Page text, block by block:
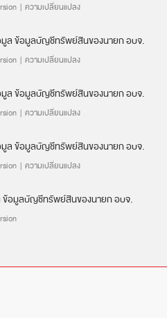
|ความเปลี่ยนแปลง
มูลข้อมูลบัญชีทรัพย์สินของนายก อบจ.
|ความเปลี่ยนแปลง
มูลข้อมูลบัญชีทรัพย์สินของนายก อบจ.
|ความเปลี่ยนแปลง
มูลข้อมูลบัญชีทรัพย์สินของนายก อบจ.
|ความเปลี่ยนแปลง
ข้อมูลบัญชีทรัพย์สินของนายก อบจ.